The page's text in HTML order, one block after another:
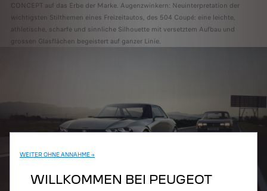
CONCEPT auf das Erbe der Marke. Augenzwinkern: Neuinterpretation der
wichtigsten Stilthemen eines Freizeitautos, des 504 Coupé: eine leichte,
athletische, scharfe und sinnliche Silhouette mit versetztem Aufbau und
grossen Glasflächen begeistert auf ganzer Linie.
WEITER OHNE ANNAHME →
WILLKOMMEN BEI PEUGEOT